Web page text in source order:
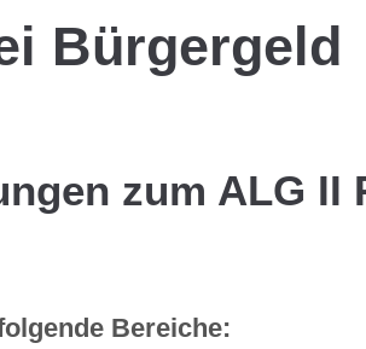
Bürgergeld
zum ALG II
Bereiche: